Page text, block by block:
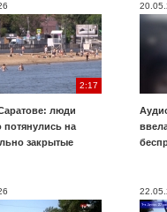
2:17
люди
потянулись на
закрытые